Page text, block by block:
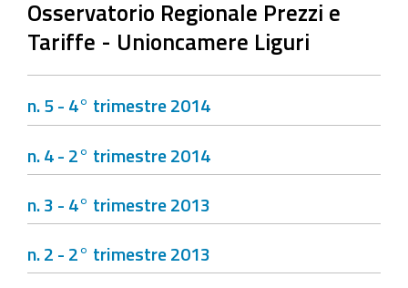
Osservatorio Regionale Prezzi e
Tariffe - Unioncamere Liguri
n. 5 - 4° trimestre 2014
n. 4 - 2° trimestre 2014
n. 3 - 4° trimestre 2013
n. 2 - 2° trimestre 2013